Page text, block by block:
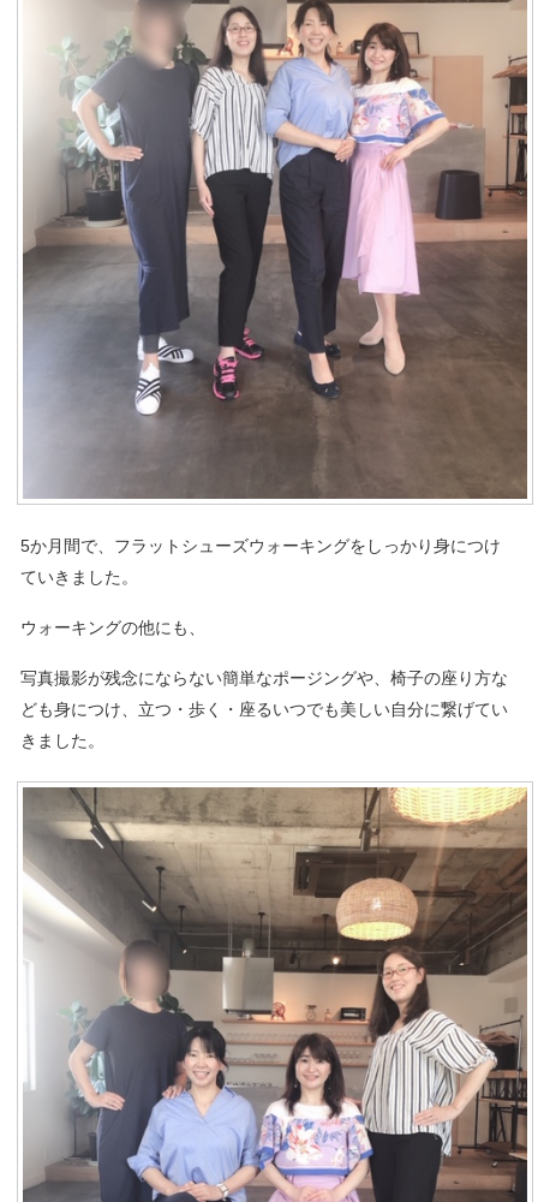
5か月間で、フラットシューズウォーキングをしっかり身につけ
ていきました。
ウォーキングの他にも、
写真撮影が残念にならない簡単なポージングや、椅子の座り方な
ども身につけ、立つ・歩く・座るいつでも美しい自分に繋げてい
きました。